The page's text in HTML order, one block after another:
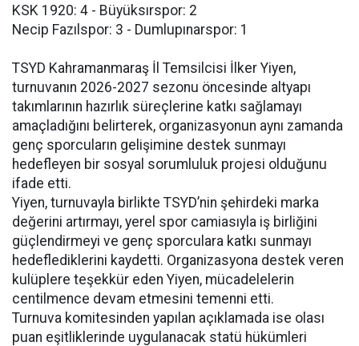
KSK 1920: 4 - Büyüksırspor: 2
Necip Fazılspor: 3 - Dumlupınarspor: 1
TSYD Kahramanmaraş İl Temsilcisi İlker Yiyen,
turnuvanın 2026-2027 sezonu öncesinde altyapı
takımlarının hazırlık süreçlerine katkı sağlamayı
amaçladığını belirterek, organizasyonun aynı zamanda
genç sporcuların gelişimine destek sunmayı
hedefleyen bir sosyal sorumluluk projesi olduğunu
ifade etti.
Yiyen, turnuvayla birlikte TSYD’nin şehirdeki marka
değerini artırmayı, yerel spor camiasıyla iş birliğini
güçlendirmeyi ve genç sporculara katkı sunmayı
hedeflediklerini kaydetti. Organizasyona destek veren
kulüplere teşekkür eden Yiyen, mücadelelerin
centilmence devam etmesini temenni etti.
Turnuva komitesinden yapılan açıklamada ise olası
puan eşitliklerinde uygulanacak statü hükümleri